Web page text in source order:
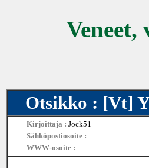
Veneet,
Otsikko : [Vt]
Kirjoittaja : Jock51
Sähköpostiosoite :
WWW-osoite :